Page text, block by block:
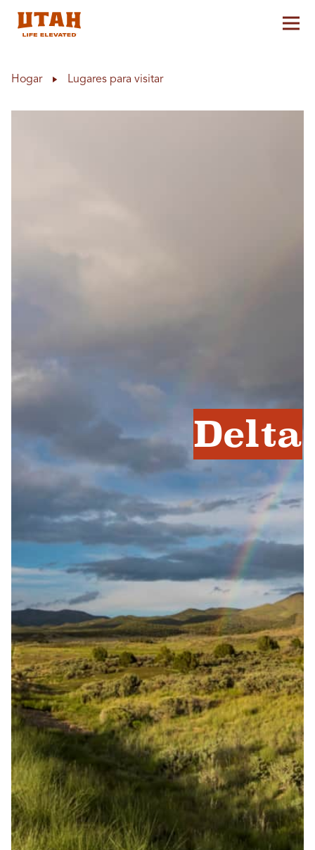
Hogar Lugares para visitar
Delta